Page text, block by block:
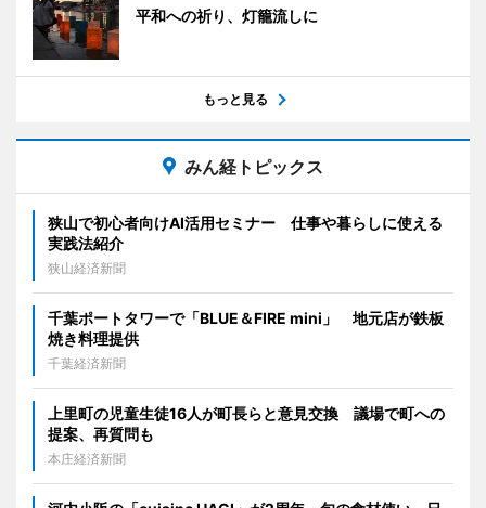
平和への祈り、灯籠流しに
もっと見る
みん経トピックス
狭山で初心者向けAI活用セミナー 仕事や暮らしに使える
実践法紹介
狭山経済新聞
千葉ポートタワーで「BLUE＆FIRE mini」 地元店が鉄板
焼き料理提供
千葉経済新聞
上里町の児童生徒16人が町長らと意見交換 議場で町への
提案、再質問も
本庄経済新聞